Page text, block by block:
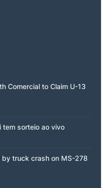
Comercial to Claim U-13
tem sorteio ao vivo
truck crash on MS-278